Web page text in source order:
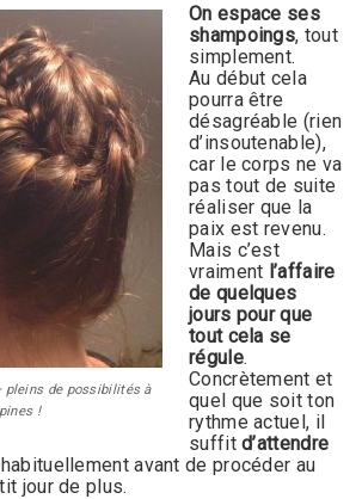
pleins de possibilités à
!
On espace ses
shampoings, tout
simplement.
Au début cela
pourra être
désagréable (rien
d’insoutenable),
car le corps ne va
pas tout de suite
réaliser que la
paix est revenu.
Mais c’est
vraiment l’affaire
de quelques
jours pour que
tout cela se
régule.
Concrètement et
quel que soit ton
rythme actuel, il
suffitd’attendre
avant de procéder au
jour de plus.